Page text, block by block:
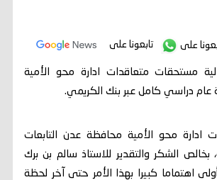
على تابعونا على
مستحقات متعاقدات ادارة محو الأمية
دراسي كامل عبر بنك الكريمي.
ادارة محو الأمية محافظة عدن التابعات
بخالص الشكر والتقدير للاستاذ سالم بن برك
أولى اهتماما كبيرا بهذا الأمر حتى آخر لحظة